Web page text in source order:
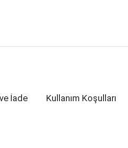
İade Kullanım Koşulları